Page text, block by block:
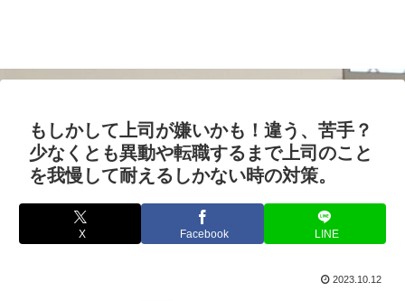
もしかして上司が嫌いかも！違う、苦手？
少なくとも異動や転職するまで上司のこと
を我慢して耐えるしかない時の対策。
X Facebook LINE
2023.10.12